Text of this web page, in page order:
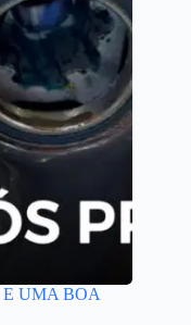
UMA BOA